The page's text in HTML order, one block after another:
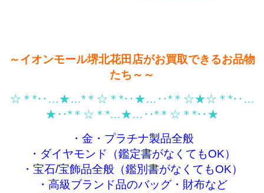
～イオンモール堺北花田店がお買取できるお品物
たち～～
☆＊*‥…★…*＊☆＊*‥★…‥*＊☆★☆＊*‥…
★‥*＊☆＊*…★…‥*＊☆＊*‥★
・金・プラチナ製品全般
・ダイヤモンド（鑑定書がなくてもOK）
・宝石/宝飾品全般（鑑別書がなくてもOK）
・高級ブランド品のバッグ・財布など